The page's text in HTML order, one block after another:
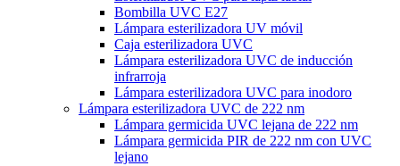
Bombilla UVC E27
Lámpara esterilizadora UV móvil
Caja esterilizadora UVC
Lámpara esterilizadora UVC de inducción
infrarroja
Lámpara esterilizadora UVC para inodoro
Lámpara esterilizadora UVC de 222 nm
Lámpara germicida UVC lejana de 222 nm
Lámpara germicida PIR de 222 nm con UVC
lejano